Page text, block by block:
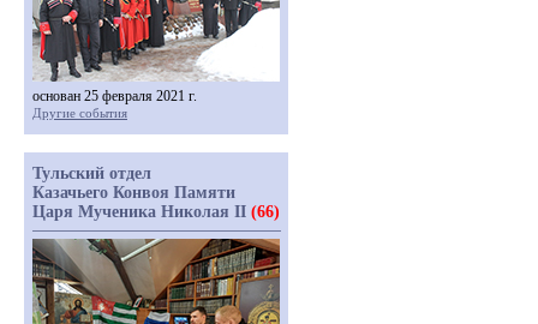
основан 25 февраля 2021 г.
Другие события
Тульский отдел
Казачьего Конвоя Памяти
Царя Мученика Николая II (66)